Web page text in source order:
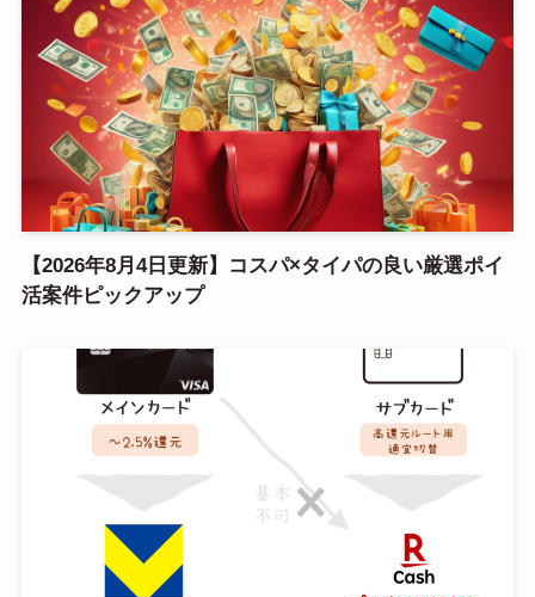
【2026年8月4日更新】コスパ×タイパの良い厳選ポイ
活案件ピックアップ